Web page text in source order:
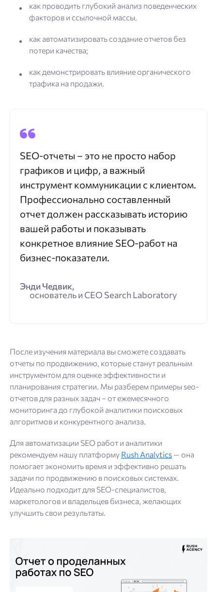
как проводить глубокий анализ поведенческих
факторов и ссылочной массы.
как автоматизировать создание отчетов без
потери качества;
как демонстрировать влияние органического
трафика на продажи.
SEO-отчеты – это не просто набор
графиков и цифр, а важный
инструмент коммуникации с клиентом.
Профессионально составленный
отчет должен рассказывать историю
вашей работы и показывать
конкретное влияние SEO-работ на
бизнес-показатели.
Энди Чедвик,
основатель и CEO Search Laboratory
После изучения материала вы сможете создавать
отчеты по продвижению, которые станут реальным
инструментом для оценке эффективности и
планирования стратегии. Мы разберем примеры seo-
отчетов для разных задач – от ежемесячного
мониторинга до глубокой аналитики поисковых
алгоритмов и конкурентного анализа.
Для автоматизации SEO работ и аналитики
рекомендуем нашу платформу Rush Analytics — она
помогает экономить время и эффективно решать
задачи по продвижению в поисковых системах.
Идеально подходит для SEO-специалистов,
маркетологов и владельцев бизнеса, желающих
улучшить свои результаты.